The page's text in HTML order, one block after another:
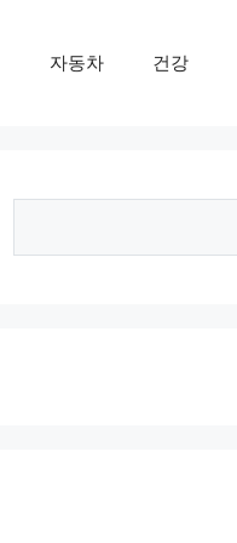
자동차 건강